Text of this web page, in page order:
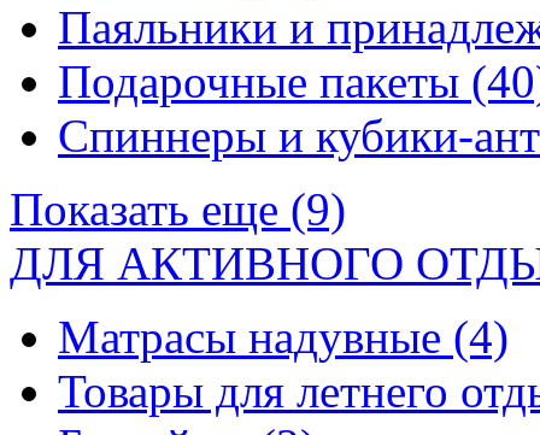
Паяльники и
Подарочные пакеты
Спиннеры и кубики-
Показать еще (9)
ДЛЯ АКТИВНОГО
Матрасы надувные (4)
Товары для летнего